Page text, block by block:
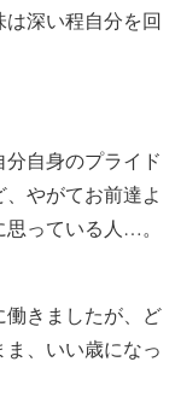
深い程自分を回
自身のプライド
やがてお前達よ
っている人…。
きましたが、ど
、いい歳になっ